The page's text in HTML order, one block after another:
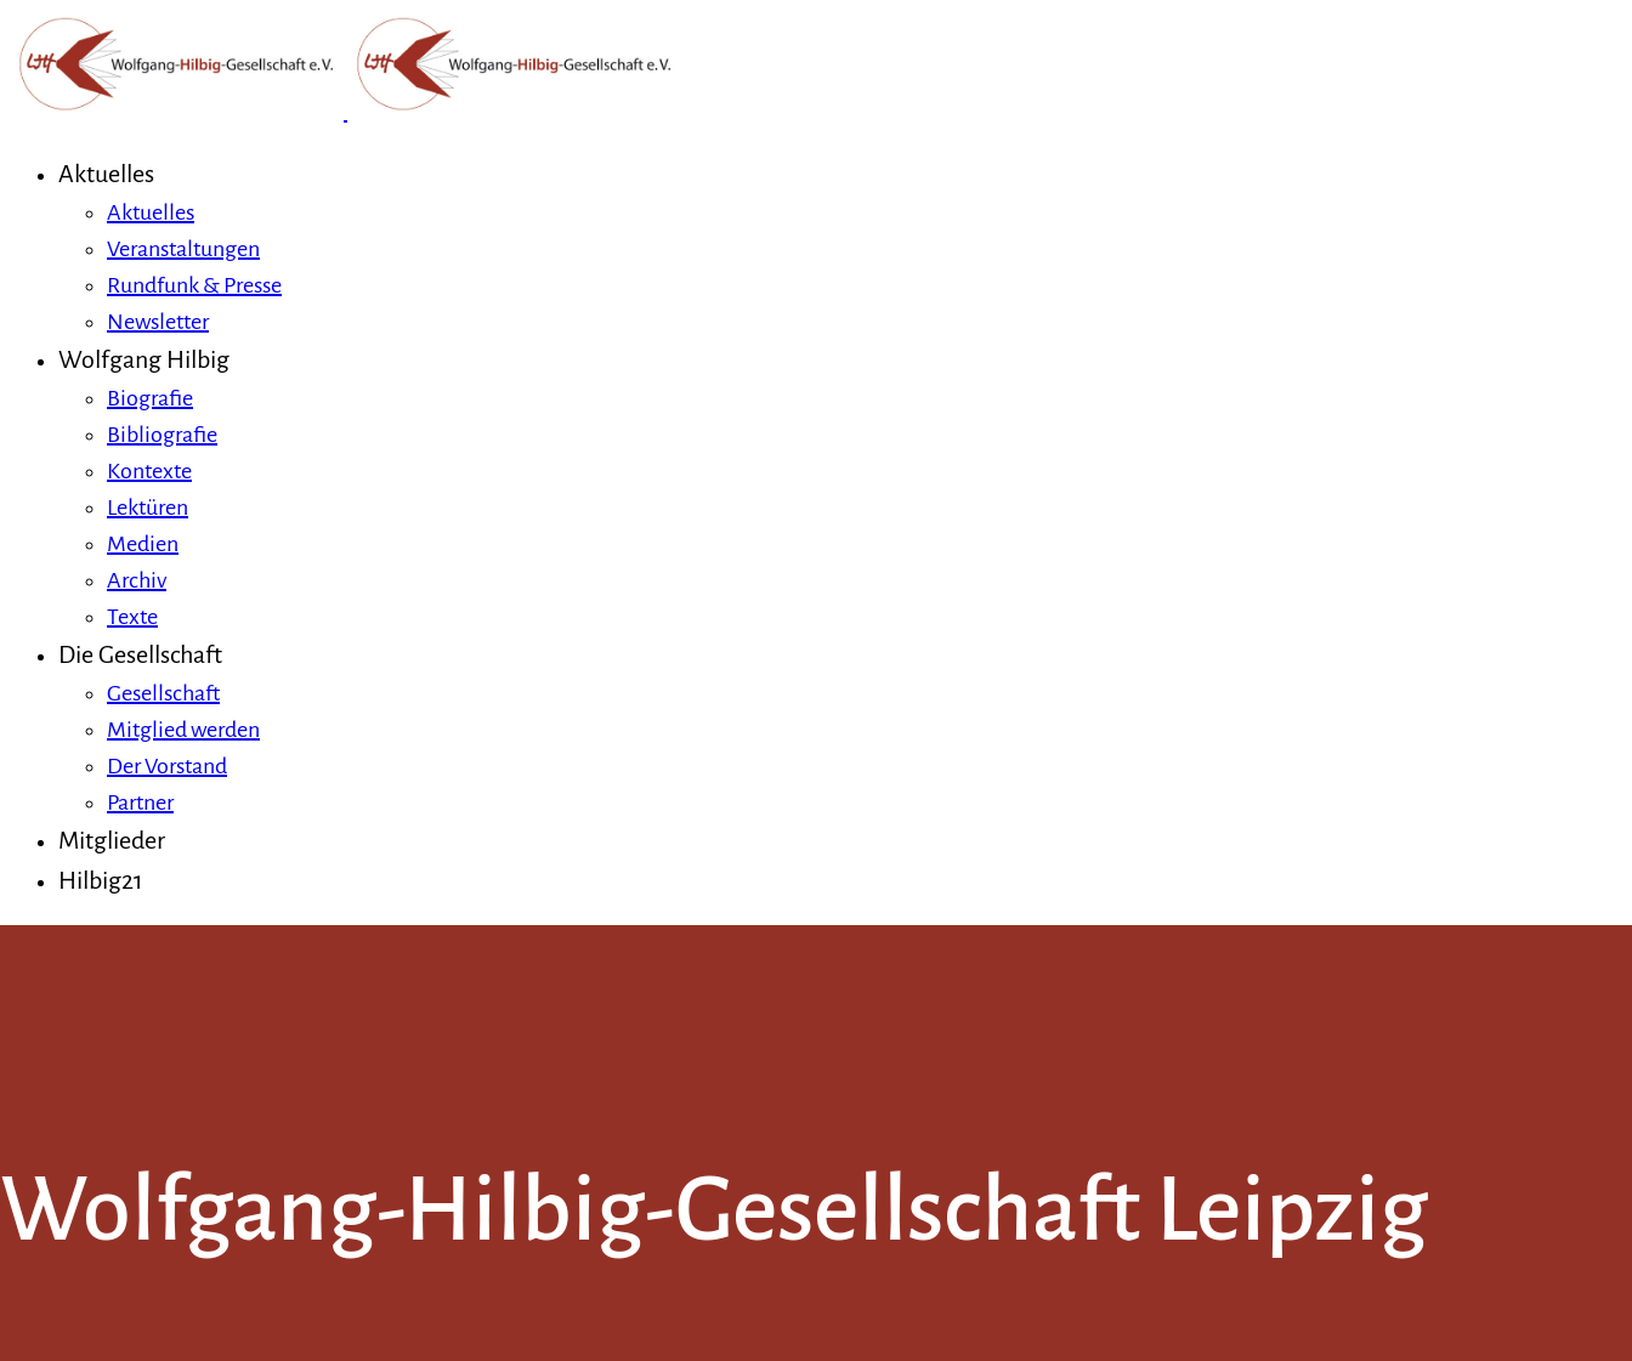
Aktuelles
Aktuelles
Veranstaltungen
Rundfunk & Presse
Newsletter
Wolfgang Hilbig
Biografie
Bibliografie
Kontexte
Lektüren
Medien
Archiv
Texte
Die Gesellschaft
Gesellschaft
Mitglied werden
Der Vorstand
Partner
Mitglieder
Hilbig21
Wolfgang-Hilbig-Gesellschaft Leipzig